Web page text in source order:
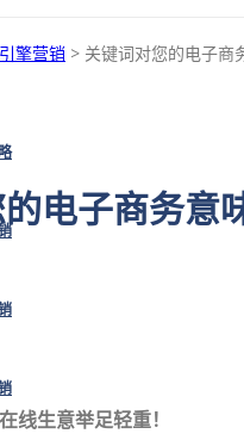
擎营销 > 关键词对您的电子商
电子商务意
线生意举足轻重！